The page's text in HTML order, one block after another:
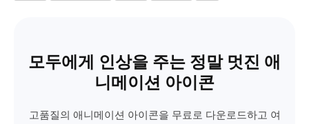
모두에게 인상을 주는 정말 멋진 애
니메이션 아이콘
고품질의 애니메이션 아이콘을 무료로 다운로드하고 여